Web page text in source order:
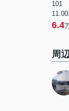
101
6.4
周